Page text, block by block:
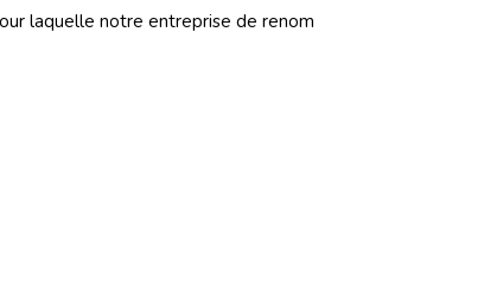
laquelle notre entreprise de renom